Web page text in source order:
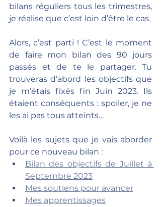
bilans réguliers tous les trimestres,
je réalise que c’est loin d’être le cas.
Alors, c’est parti ! C’est le moment
de faire mon bilan des 90 jours
passés et de te le partager. Tu
trouveras d’abord les objectifs que
je m’étais fixés fin Juin 2023. Ils
étaient conséquents : spoiler, je ne
les ai pas tous atteints…
Voilà les sujets que je vais aborder
pour ce nouveau bilan :
Bilan des objectifs de Juillet à
Septembre 2023
Mes soutiens pour avancer
Mes apprentissages